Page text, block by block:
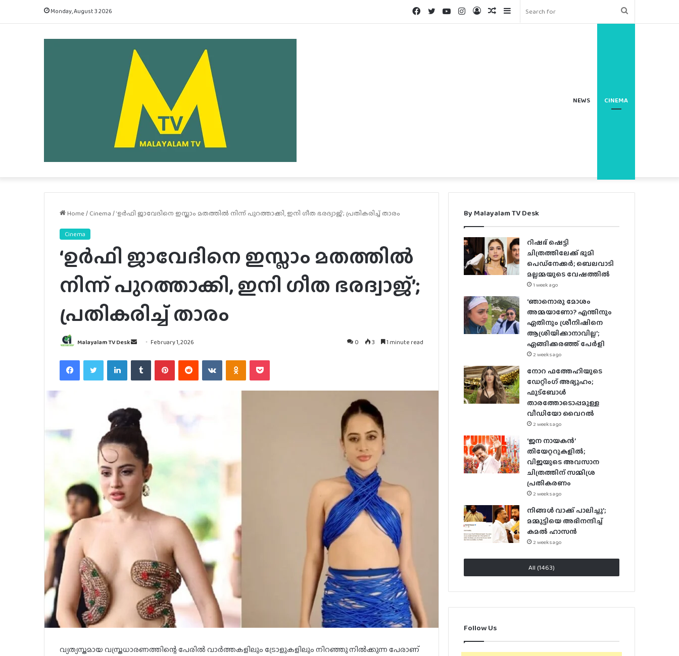
Monday, August 3 2026 Search
Sidebar
Random
Log
Instagram
YouTube
Twitter
Facebook
NEWS CINEMA
Home/ Cinema /‘ഉ‍ർഫി ജാവേദിനെ ഇസ്ലാം മതത്തിൽ നിന്ന് പുറത്താക്കി,​ ഇനി ഗീത ഭരദ്വാജ്’; പ്രതികരിച്ച് താരം
Cinema
‘ഉ‍ർഫി ജാവേദിനെ ഇസ്ലാം മതത്തിൽ
നിന്ന് പുറത്താക്കി,​ ഇനി ഗീത ഭരദ്വാജ്’;
പ്രതികരിച്ച് താരം
Malayalam TV Desk
Send
email
February 1, 2026 0 3 1 minute read
FacebookTwitter LinkedInTumblr PinterestReddit VKontakteOdnoklassniki
Pocket
വ്യത്യസ്തമായ വസ്ത്രധാരണത്തിന്റെ പേരിൽ വാർത്തകളിലും ട്രോളുകളിലും നിറഞ്ഞു നിൽക്കുന്ന പേരാണ്
By Malayalam TV Desk
റിഷഭ് ഷെട്ടി
ചിത്രത്തിലേക്ക് ഭൂമി
പെഡ്‌നേക്കർ; ബെലവാടി
മല്ലമ്മയുടെ വേഷത്തിൽ
1 week ago
‘ഞാനൊരു മോശം
അമ്മയാണോ? എന്തിനും
ഏതിനും ശ്രീനിഷിനെ
ആശ്രിയിക്കാനാവില്ല’;
ഏങ്ങിക്കരഞ്ഞ് പേർളി
2 weeks ago
നോറ ഫത്തേഹിയുടെ
ഡേറ്റിംഗ് അഭ്യൂഹം;
ഫുട്ബോൾ
താരത്തോടൊപ്പമുള്ള
വീഡിയോ വൈറൽ
2 weeks ago
‘ജന നായകൻ’
തിയേറ്ററുകളിൽ;
വിജയുടെ അവസാന
ചിത്രത്തിന് സമ്മിശ്ര
പ്രതികരണം
2 weeks ago
നിങ്ങൾ വാക്ക് പാലിച്ചു’;
മമ്മൂട്ടിയെ അഭിനന്ദിച്ച്
കമൽ ഹാസൻ
2 weeks ago
All (1463)
Follow Us